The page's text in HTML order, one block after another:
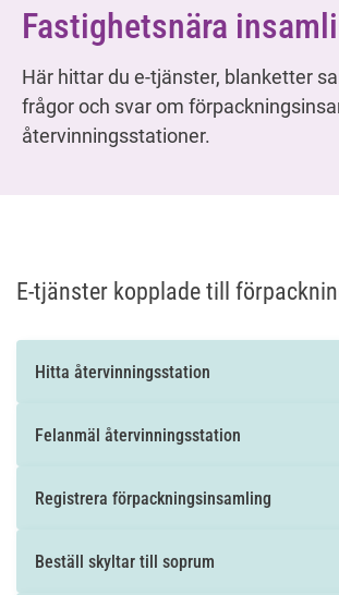
Fastighetsnära
Här hittar du e-tjänster, blanketter
frågor och svar om
återvinningsstationer.
E-tjänster kopplade till
Hitta återvinningsstation
Felanmäl återvinningsstation
Registrera förpackningsinsamling
Beställ skyltar till soprum